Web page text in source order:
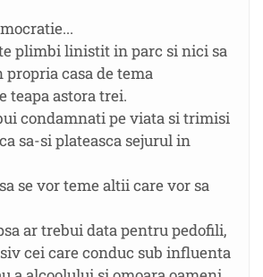
plimbi linistit in parc si nici sa
casa de tema
teapa astora trei.
condamnati pe viata si trimisi
sa-si plateasca sejurul in
se vor teme altii care vor sa
ar trebui data pentru pedofili,
cei care conduc sub influenta